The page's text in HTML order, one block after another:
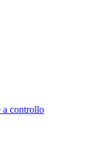
a controllo